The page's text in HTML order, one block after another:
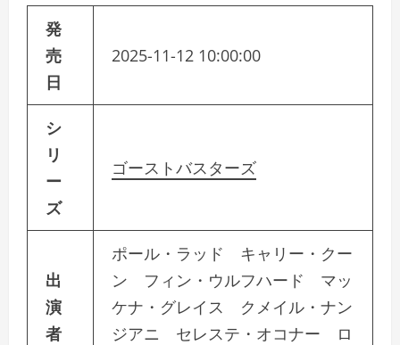
発
売
日
2025-11-12 10:00:00
シ
リ
ー
ズ
ゴーストバスターズ
出
演
者
ポール・ラッド キャリー・クー
ン フィン・ウルフハード マッ
ケナ・グレイス クメイル・ナン
ジアニ セレステ・オコナー ロ